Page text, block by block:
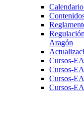
Aragón
Cursos-
Cursos-
Cursos-
Cursos-